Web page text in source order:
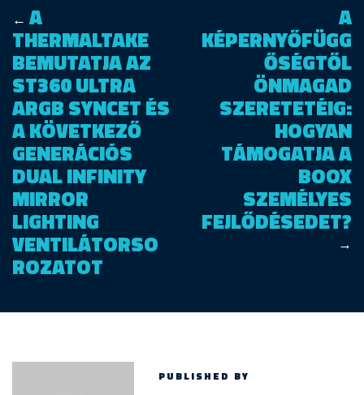
← A
THERMALTAKE
BEMUTATJA AZ
ST360 ULTRA
ARGB SYNCET ÉS
A KÖVETKEZŐ
GENERÁCIÓS
DUAL INFINITY
MIRROR
LIGHTING
VENTILÁTORSO
ROZATOT
A
KÉPERNYŐFÜGG
ŐSÉGTŐL
ÖNMAGAD
SZERETETÉIG:
HOGYAN
TÁMOGATJA A
BOOX
SZEMÉLYES
FEJLŐDÉSEDET?
→
PUBLISHED BY